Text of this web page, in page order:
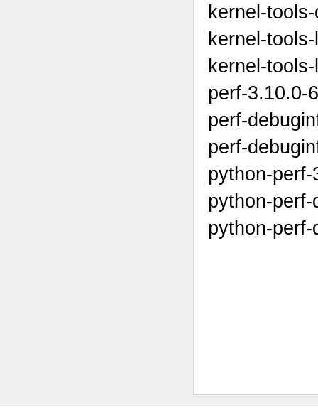
kernel-
kernel-
kernel-
perf-3.10.0-
perf-
perf-
python-
python-
python-